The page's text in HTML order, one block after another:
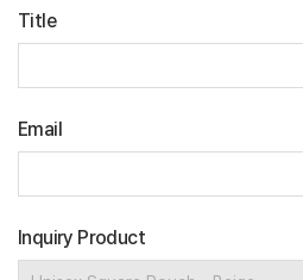
Title
Email
Inquiry Product